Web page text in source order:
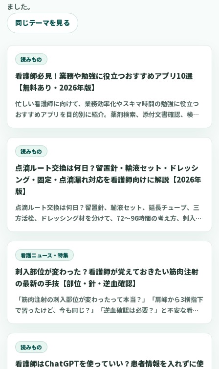
ました。
同じテーマを見る
読みもの
看護師必見！業務や勉強に役立つおすすめアプリ10選
【無料あり・2026年版】
忙しい看護師に向けて、業務効率化やスキマ時間の勉強に役立つ
おすすめアプリを目的別に紹介。薬剤検索、添付文書確認、検査
心電図学習、シフト管理など、現場や復職準備で使いやすいアプ
リをまとめました。
読みもの
点滴ルート交換は何日？留置針・輸液セット・ドレッシ
ング・固定・点滴漏れ対応を看護師向けに解説【2026年
版】
点滴ルート交換は何日？留置針、輸液セット、延長チューブ、三
方活栓、ドレッシング材を分けて、72〜96時間の考え方、刺入部
看護ニュース・特集
刺入部位が変わった？看護師が覚えておきたい筋肉注射
の最新の手技【部位・針・逆血確認】
「筋肉注射の刺入部位が変わったって本当？」「肩峰から3横指下
で習ったけど、今も同じ？」「逆血確認は必要？」と不安な看護
び方、針のゲージと長さ、皮下注射との違い、神経損傷やSIRVA
を避けるポイント、ワクチン接種時の手順までわかりやすく解説
します。
読みもの
看護師はChatGPTを使っていい？患者情報を入れずに使